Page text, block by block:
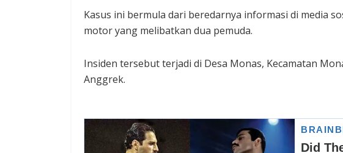
Kasus ini bermula dari beredarnya informasi di media
motor yang melibatkan dua pemuda.
Insiden tersebut terjadi di Desa Monas, Kecamatan
Anggrek.